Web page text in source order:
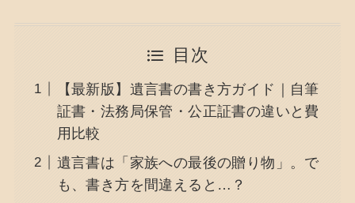
目次
【最新版】遺言書の書き方ガイド｜自筆
証書・法務局保管・公正証書の違いと費
用比較
遺言書は「家族への最後の贈り物」。で
も、書き方を間違えると…？